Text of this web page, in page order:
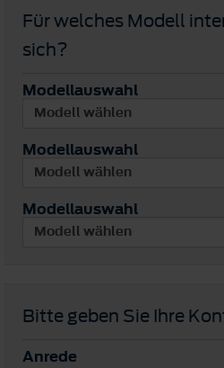
Für welches Modell
sich?
Modellauswahl
Modellauswahl
Modellauswahl
Bitte geben Sie Ihre
Anrede